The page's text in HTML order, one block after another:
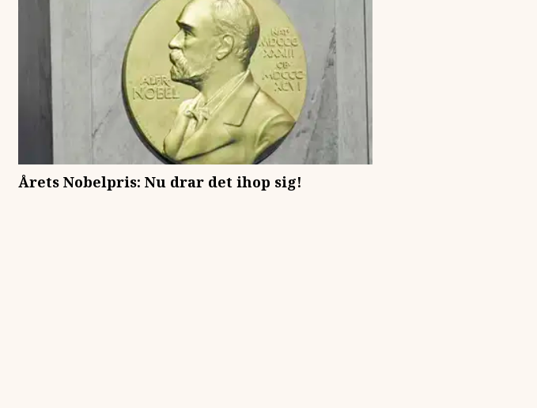
Årets Nobelpris: Nu drar det ihop sig!